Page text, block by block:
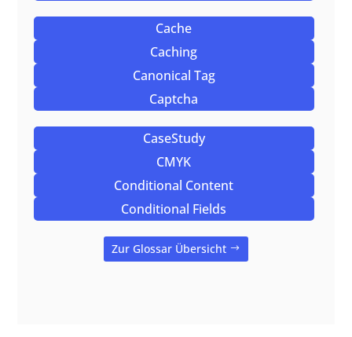
Cache
Caching
Canonical Tag
Captcha
CaseStudy
CMYK
Conditional Content
Conditional Fields
Zur Glossar Übersicht